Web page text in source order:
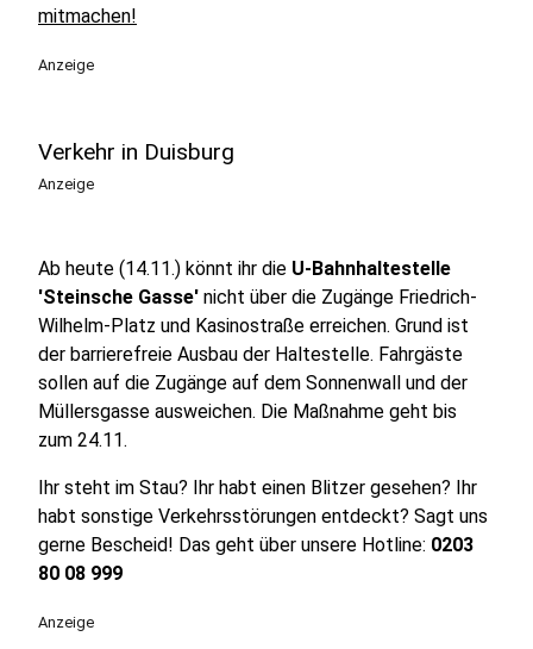
mitmachen!
Anzeige
Verkehr in Duisburg
Anzeige
Ab heute (14.11.) könnt ihr die U-Bahnhaltestelle
'Steinsche Gasse' nicht über die Zugänge Friedrich-
Wilhelm-Platz und Kasinostraße erreichen. Grund ist
der barrierefreie Ausbau der Haltestelle. Fahrgäste
sollen auf die Zugänge auf dem Sonnenwall und der
Müllersgasse ausweichen. Die Maßnahme geht bis
zum 24.11.
Ihr steht im Stau? Ihr habt einen Blitzer gesehen? Ihr
habt sonstige Verkehrsstörungen entdeckt? Sagt uns
gerne Bescheid! Das geht über unsere Hotline: 0203
80 08 999
Anzeige